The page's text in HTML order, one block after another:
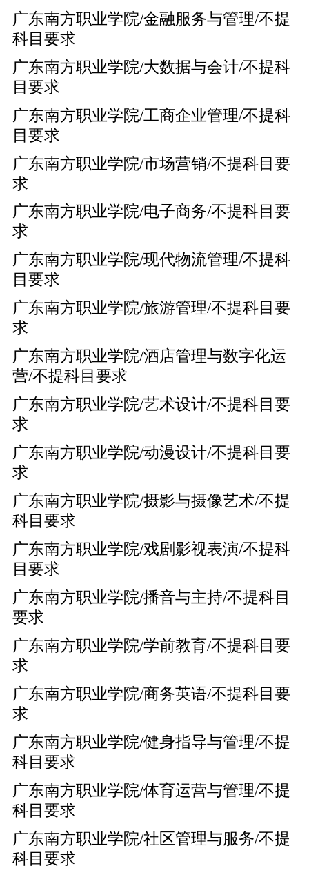
广东南方职业学院/金融服务与管理/不提
科目要求
广东南方职业学院/大数据与会计/不提科
目要求
广东南方职业学院/工商企业管理/不提科
目要求
广东南方职业学院/市场营销/不提科目要
求
广东南方职业学院/电子商务/不提科目要
求
广东南方职业学院/现代物流管理/不提科
目要求
广东南方职业学院/旅游管理/不提科目要
求
广东南方职业学院/酒店管理与数字化运
营/不提科目要求
广东南方职业学院/艺术设计/不提科目要
求
广东南方职业学院/动漫设计/不提科目要
求
广东南方职业学院/摄影与摄像艺术/不提
科目要求
广东南方职业学院/戏剧影视表演/不提科
目要求
广东南方职业学院/播音与主持/不提科目
要求
广东南方职业学院/学前教育/不提科目要
求
广东南方职业学院/商务英语/不提科目要
求
广东南方职业学院/健身指导与管理/不提
科目要求
广东南方职业学院/体育运营与管理/不提
科目要求
广东南方职业学院/社区管理与服务/不提
科目要求